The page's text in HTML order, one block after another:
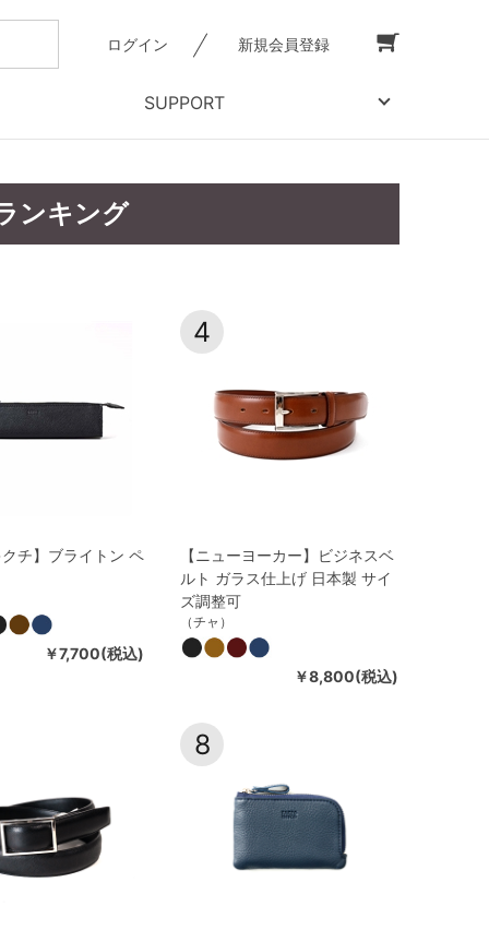
ログイン 新規会員登録
SUPPORT
ンキング
クチ】ブライトン ペ
￥7,700(税込)
4
【ニューヨーカー】ビジネスベ
ルト ガラス仕上げ 日本製 サイ
ズ調整可
（チャ）
￥8,800(税込)
8